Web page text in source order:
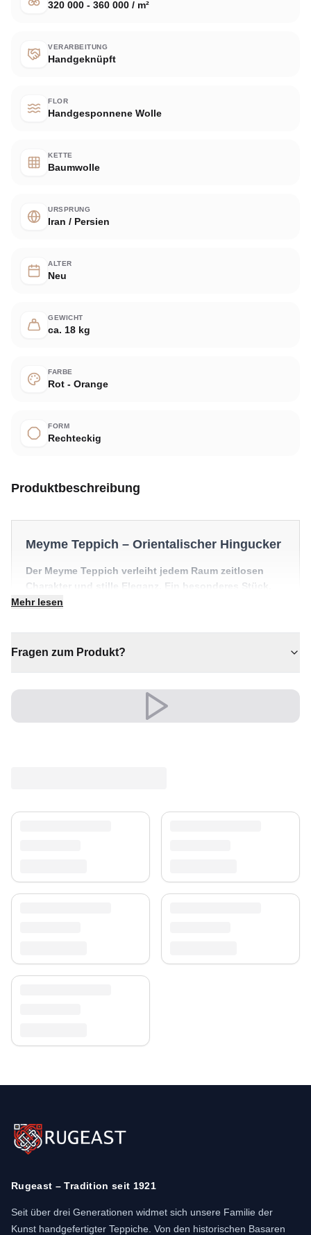
320 000 - 360 000 / m²
VERARBEITUNG
Handgeknüpft
FLOR
Handgesponnene Wolle
KETTE
Baumwolle
URSPRUNG
Iran / Persien
ALTER
Neu
GEWICHT
ca. 18 kg
FARBE
Rot - Orange
FORM
Rechteckig
Produktbeschreibung
Meyme Teppich – Orientalischer Hingucker
Der Meyme Teppich verleiht jedem Raum zeitlosen
Charakter und stille Eleganz. Ein besonderes Stück,
das einen Raum mühelos in Szene setzt.
✔ Ein markantes Dekostück
✔ Verleiht jedem Raum gemütliche Eleganz
✔ Passt zu moderner und klassischer Einrichtung
Eine zeitlose Wahl, die Komfort und Charakter ins Herz
Versand & Service
Mehr lesen
Fragen zum Produkt?
Rugeast – Tradition seit 1921
Seit über drei Generationen widmet sich unsere Familie der
Kunst handgefertigter Teppiche. Von den historischen Basaren